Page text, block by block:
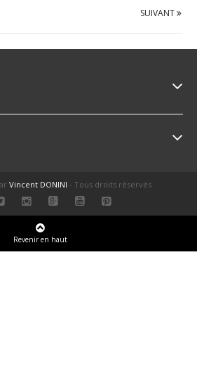
SUIVANT
Vincent DONINI - Tous droits réservés
Revenir en haut